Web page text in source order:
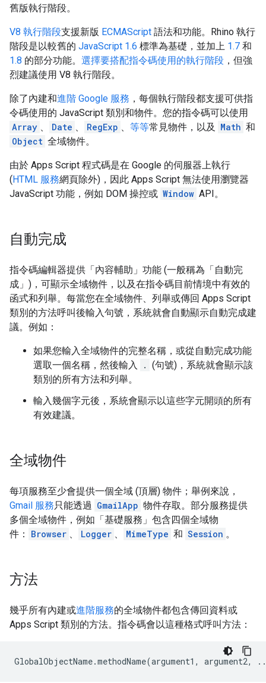
舊版執行階段。
V8 執行階段支援新版 ECMAScript 語法和功能。Rhino 執行
階段是以較舊的 JavaScript 1.6 標準為基礎，並加上 1.7 和
1.8 的部分功能。 選擇要搭配指令碼使用的執行階段 ，但強
烈建議使用 V8 執行階段。
除了內建和進階 Google 服務 ，每個執行階段都支援可供指
令碼使用的 JavaScript 類別和物件。您的指令碼可以使用
Array 、 Date 、 RegExp 、 等等常見物件，以及 Math 和
Object 全域物件。
由於 Apps Script 程式碼是在 Google 的伺服器上執行
(HTML 服務網頁除外)，因此 Apps Script 無法使用瀏覽器
JavaScript 功能，例如 DOM 操控或 Window API。
自動完成
指令碼編輯器提供「內容輔助」功能 (一般稱為「自動完
成」)，可顯示全域物件，以及在指令碼目前情境中有效的
函式和列舉。每當您在全域物件、列舉或傳回 Apps Script
類別的方法呼叫後輸入句號，系統就會自動顯示自動完成建
議。例如：
如果您輸入全域物件的完整名稱，或從自動完成功能
選取一個名稱，然後輸入
. (句號)，系統就會顯示該
類別的所有方法和列舉。
輸入幾個字元後，系統會顯示以這些字元開頭的所有
有效建議。
全域物件
每項服務至少會提供一個全域 (頂層) 物件；舉例來說，
Gmail 服務只能透過 GmailApp 物件存取。部分服務提供
多個全域物件，例如「基礎服務」 包含四個全域物
件：
Browser 、 Logger 、 MimeType 和 Session 。
方法
幾乎所有內建或進階服務的全域物件都包含傳回資料或
Apps Script 類別的方法。指令碼會以這種格式呼叫方法：